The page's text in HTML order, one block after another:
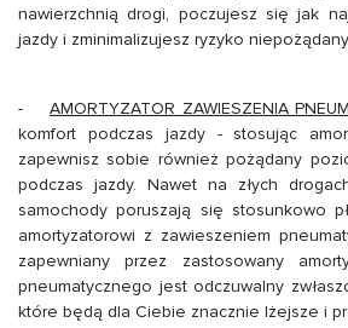
nawierzchnią drogi, poczujesz się jak
jazdy i zminimalizujesz ryzyko
- AMORTYZATOR ZAWIESZENIA
komfort podczas jazdy - stosując
zapewnisz sobie również pożądany
podczas jazdy. Nawet na złych
samochody poruszają się stosunkowo
amortyzatorowi z zawieszeniem
zapewniany przez zastosowany
pneumatycznego jest odczuwalny
które będą dla Ciebie znacznie lżejsze i